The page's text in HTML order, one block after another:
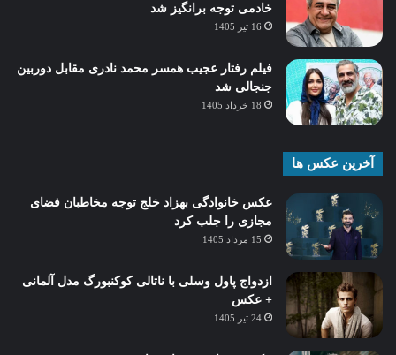
خادمی توجه برانگیز شد
16 تیر 1405
فیلم رفتار عجیب همسر محمد نادری مقابل دوربین
جنجالی شد
18 خرداد 1405
آخرین عکس ها
عکس خانوادگی بهزاد خلج توجه مخاطبان فضای
مجازی را جلب کرد
15 مرداد 1405
ازدواج پاول وسلی با ناتالی کوکنبورگ مدل آلمانی
+ عکس
24 تیر 1405